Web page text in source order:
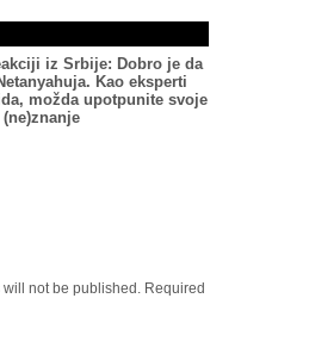
iz Srbije: Dobro je da
Kao eksperti
možda upotpunite svoje
(ne)znanje
not be published. Required